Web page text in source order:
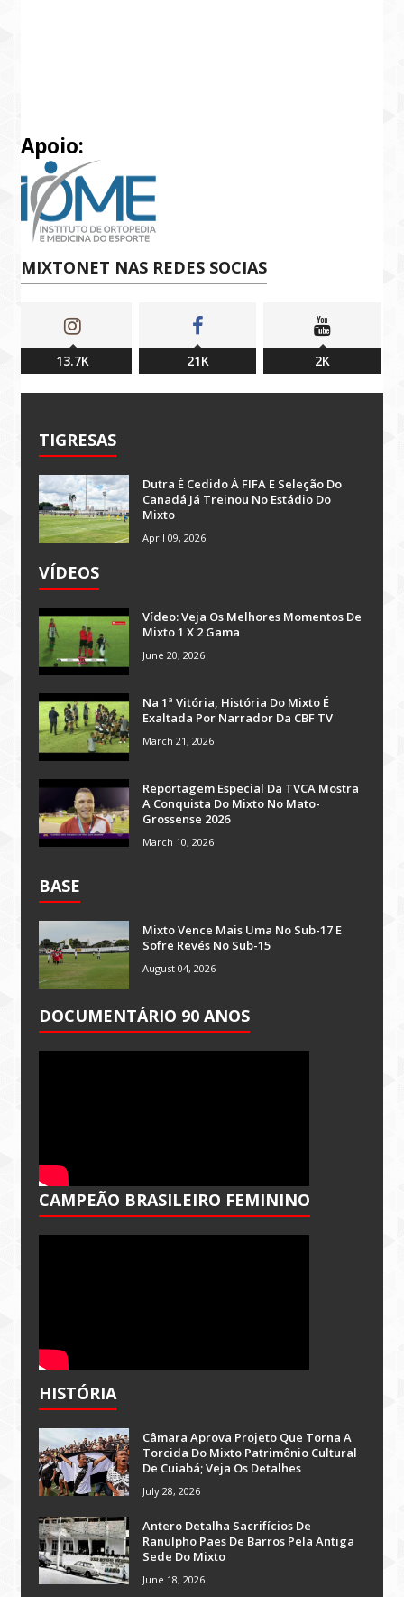
Apoio:
MIXTONET NAS REDES SOCIAS
13.7K 21K 2K
TIGRESAS
Dutra É Cedido À FIFA E Seleção Do
Canadá Já Treinou No Estádio Do
Mixto
April 09, 2026
VÍDEOS
Vídeo: Veja Os Melhores Momentos De
Mixto 1 X 2 Gama
June 20, 2026
Na 1ª Vitória, História Do Mixto É
Exaltada Por Narrador Da CBF TV
March 21, 2026
Reportagem Especial Da TVCA Mostra
A Conquista Do Mixto No Mato-
Grossense 2026
March 10, 2026
BASE
Mixto Vence Mais Uma No Sub-17 E
Sofre Revés No Sub-15
August 04, 2026
DOCUMENTÁRIO 90 ANOS
CAMPEÃO BRASILEIRO FEMININO
HISTÓRIA
Câmara Aprova Projeto Que Torna A
Torcida Do Mixto Patrimônio Cultural
De Cuiabá; Veja Os Detalhes
July 28, 2026
Antero Detalha Sacrifícios De
Ranulpho Paes De Barros Pela Antiga
Sede Do Mixto
June 18, 2026